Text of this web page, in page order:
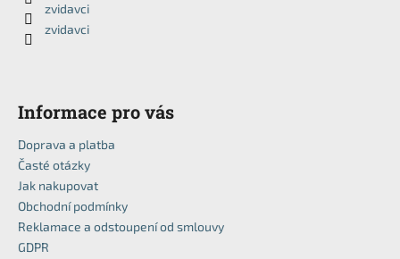
zvidavci
zvidavci
Informace pro vás
Doprava a platba
Časté otázky
Jak nakupovat
Obchodní podmínky
Reklamace a odstoupení od smlouvy
GDPR